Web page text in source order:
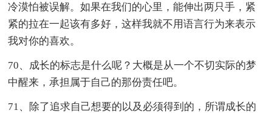
冷漠怕被误解。如果在我们的心里，能伸出两只手，紧
紧的拉在一起该有多好，这样我就不用语言行为来表示
我对你的喜欢。
70、成长的标志是什么呢？大概是从一个不切实际的梦
中醒来，承担属于自己的那份责任吧。
71、除了追求自己想要的以及必须得到的，所谓成长的